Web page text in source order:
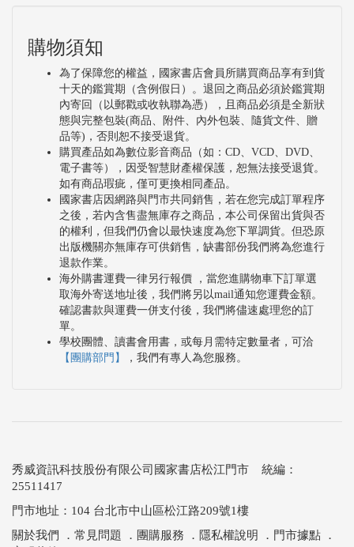
購物須知
為了保障您的權益，國家書店會員所購買商品享有到貨
十天的鑑賞期（含例假日）。退回之商品必須於鑑賞期
內寄回（以郵戳或收執聯為憑），且商品必須是全新狀
態與完整包裝(商品、附件、內外包裝、隨貨文件、贈
品等)，否則恕不接受退貨。
購買產品如為數位影音商品（如：CD、VCD、DVD、
電子書等），因受智慧財產權保護，恕無法接受退貨。
如有商品瑕疵，僅可更換相同產品。
國家書店因網路與門市共同銷售，若在您完成訂單程序
之後，若內含售盡無庫存之商品，本公司保留出貨與否
的權利，但我們仍會以最快速度為您下單調貨。但恐原
出版機關亦無庫存可供銷售，缺書部份我們將為您進行
退款作業。
海外購書運費一律另行報價 ，當您進購物車下訂單選
取海外寄送地址後，我們將另以mail通知您運費金額。
確認書款與運費一併支付後，我們將儘速處理您的訂
單。
學校團體、讀書會用書，或每月需特定數量者，可洽
【團購部門】
，我們有專人為您服務。
秀威資訊科技股份有限公司國家書店松江門市 統編：
25511417
門市地址：104 台北市中山區松江路209號1樓
關於我們
． 常見問題 ． 團購服務 ． 隱私權說明 ． 門市據點 ．